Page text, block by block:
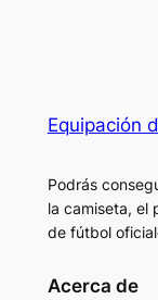
Equipación
Podrás
la camiseta, el
de fútbol
Acerca de